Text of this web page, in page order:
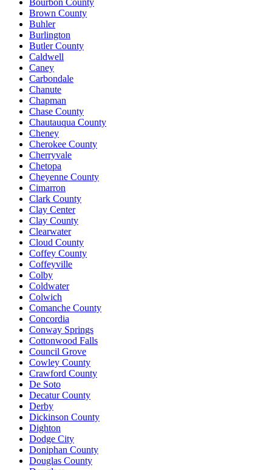
Brown County
Buhler
Burlington
Butler County
Caldwell
Caney
Carbondale
Chanute
Chapman
Chase County
Chautauqua County
Cheney
Cherokee County
Cherryvale
Chetopa
Cheyenne County
Cimarron
Clark County
Clay Center
Clay County
Clearwater
Cloud County
Coffey County
Coffeyville
Colby
Coldwater
Colwich
Comanche County
Concordia
Conway Springs
Cottonwood Falls
Council Grove
Cowley County
Crawford County
De Soto
Decatur County
Derby
Dickinson County
Dighton
Dodge City
Doniphan County
Douglas County